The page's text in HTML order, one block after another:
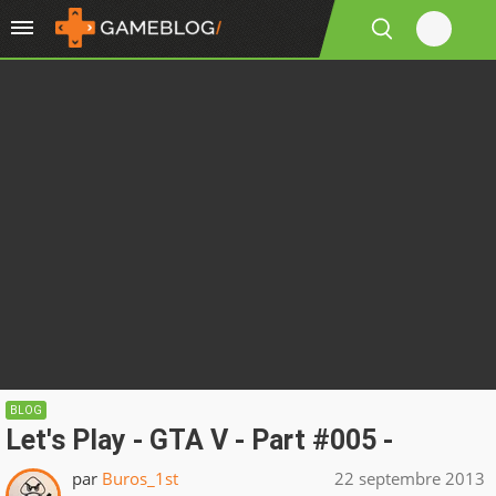
BLOG
Let's Play - GTA V - Part #005 -
par Buros_1st 22 septembre 2013